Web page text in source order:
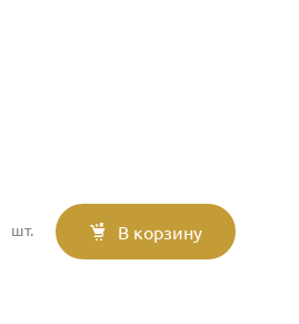
шт. В корзину